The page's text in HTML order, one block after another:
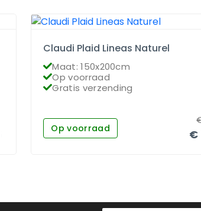
Claudi Plaid Lineas Naturel
Maat: 150x200cm
Op voorraad
Gratis verzending
Op voorraad €